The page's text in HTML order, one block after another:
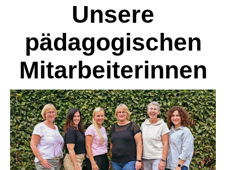
Unsere
pädagogischen
Mitarbeiterinnen